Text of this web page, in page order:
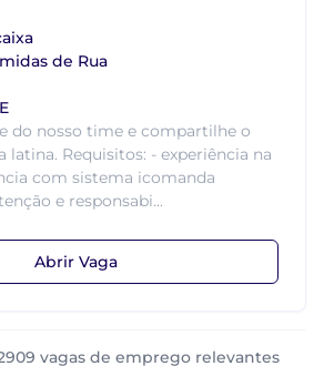
de Rua
do nosso time e compartilhe o
latina. Requisitos: - experiência na
com sistema icomanda
e responsabi...
Abrir Vaga
vagas de emprego relevantes